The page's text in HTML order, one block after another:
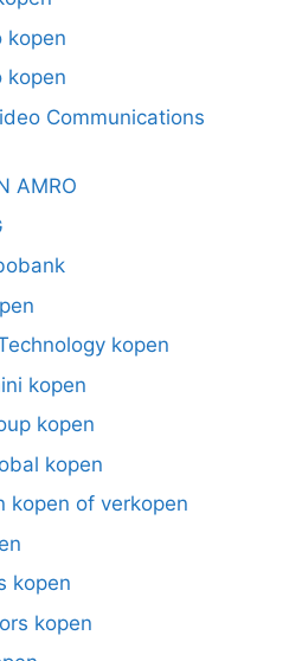
kopen
kopen
Communications
AMRO
kopen
kopen
kopen
kopen
kopen of verkopen
kopen
kopen